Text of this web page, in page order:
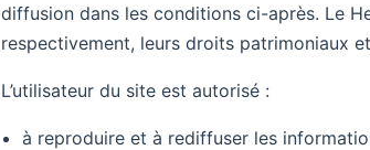
diffusion dans les conditions ci-après. Le
respectivement, leurs droits patrimoniaux
L’utilisateur du site est autorisé :
à reproduire et à rediffuser les